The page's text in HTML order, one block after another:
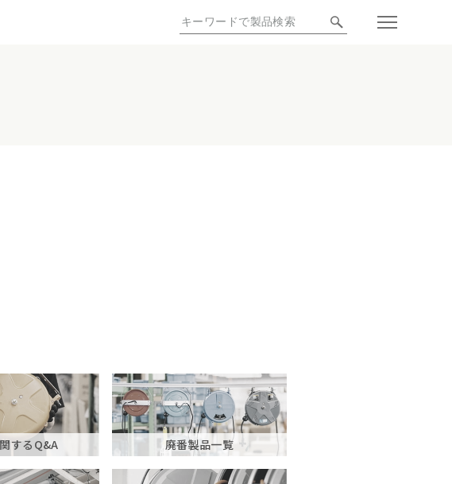
するQ&A 廃番製品一覧